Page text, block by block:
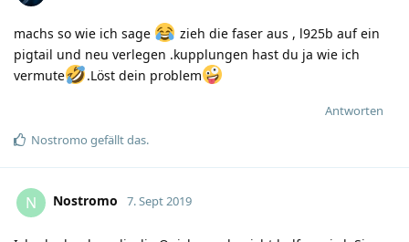
machs so wie ich sage
zieh die faser aus , l925b auf ein
pigtail und neu verlegen .kupplungen hast du ja wie ich
vermute
.Löst dein problem
Antworten
Nostromo gefällt das.
N Nostromo 7. Sept 2019